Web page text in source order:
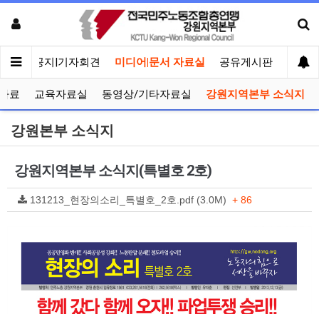
인 공지|기자회견 미디어|문서 자료실 공유게시판 선거
료 교육자료실 동영상/기타자료실 강원지역본부 소식지
강원본부 소식지
강원지역본부 소식지(특별호 2호)
131213_현장의소리_특별호_2호.pdf (3.0M) + 86